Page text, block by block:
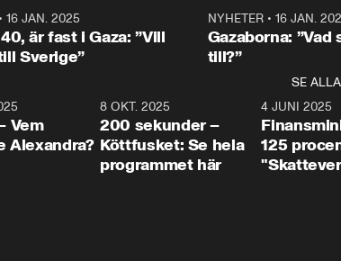
till svars.
Thand Ring
16 JAN. 2025
är fast i Gaza: ”Vill
Sverige”
NYHETER• 16 JAN.
Gazaborna:
till?”
SE ALLA
31:05
Vem
Alexandra?
4:29
8 OKT. 2025
200 sekunder –
Köttfusket: Se hela
programmet här
4 JUNI 2025
125